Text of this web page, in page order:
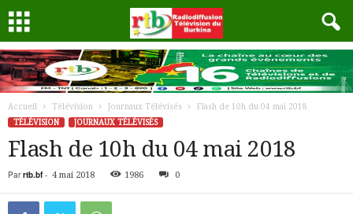
Accueil Télévision Journaux Télévisés
Flash de 10h du 04 mai 2018
TÉLÉVISION
JOURNAUX TÉLÉVISÉS
Flash de 10h du 04 mai 2018
Par rtb.bf- 4 mai 2018 1986 0